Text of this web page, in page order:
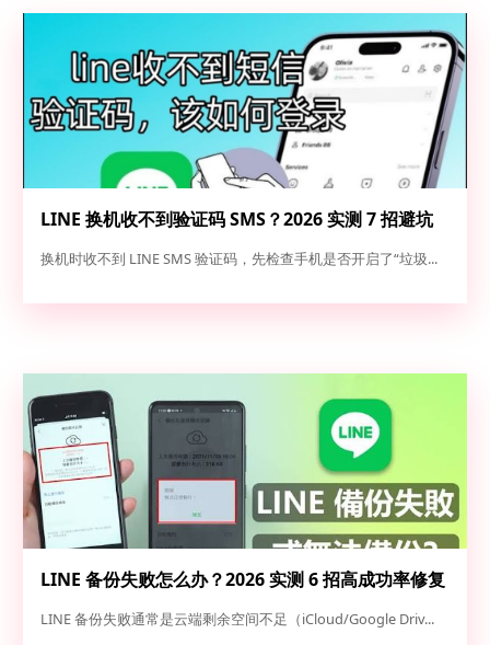
LINE 换机收不到验证码 SMS？2026 实测 7 招避坑
换机时收不到 LINE SMS 验证码，先检查手机是否开启了“垃圾...
LINE 备份失败怎么办？2026 实测 6 招高成功率修复
LINE 备份失败通常是云端剩余空间不足（iCloud/Google Driv...